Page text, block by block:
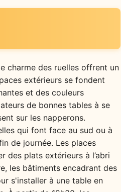
charme des ruelles offrent un
extérieurs se fondent
et des couleurs
de bonnes tables à se
sur les napperons.
qui font face au sud ou à
de journée. Les places
des plats extérieurs à l’abri
les bâtiments encadrant des
s'installer à une table en